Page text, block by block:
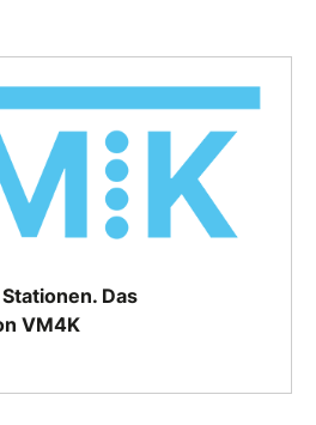
Das
VM4K